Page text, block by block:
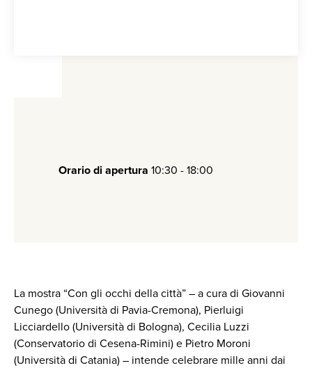
Orario di apertura 10:30 - 18:00
La mostra “Con gli occhi della città” – a cura di Giovanni
Cunego (Università di Pavia-Cremona), Pierluigi
Licciardello (Università di Bologna), Cecilia Luzzi
(Conservatorio di Cesena-Rimini) e Pietro Moroni
(Università di Catania) – intende celebrare mille anni dai